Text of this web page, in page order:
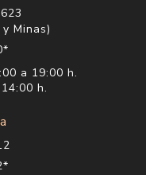
Minas)
a 19:00 h.
h.